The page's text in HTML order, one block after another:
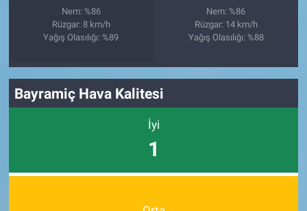
Nem: %86
Rüzgar: 8 km/h
Yağış Olasılığı: %89
Nem: %86
Rüzgar: 14 km/h
Yağış Olasılığı: %88
Bayramiç Hava Kalitesi
İyi
1